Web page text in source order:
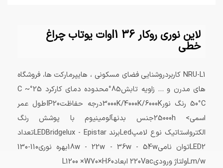
لاین نوری روکار l1 36وات یوتاب چراغ
خطی
NRU-L1 کاربردروشنایی فضای مسکونی ، هایپرمارکت ها، فروشگاه
های مدرن و ... زاویه تابش85°محدوده دمای کارکرد ­25°C ~
50°C رنگ نور3000K/4000K/6000Kدرجه حفاظتIP20طول عمر
اسمی> 25000hجنس بدنهآلومینیوم با پوشش رنگ
الکترواستاتیک نوع لامپLedبرند LEDBridgelux - Epistarتعداد
LED2توان نامی18w - 22w - 36w - 54wبهره نوری110-130
Lm/wولتاژ ورودی220Vac ابعادL1200 ×W70×H60